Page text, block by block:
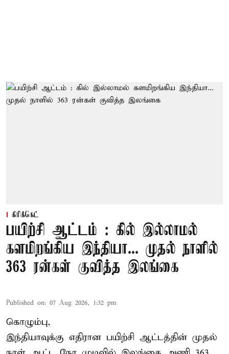
கிரிக்கெட்
பயிற்சி ஆட்டம் : கில் இல்லாமல்
களமிறங்கிய இந்தியா... முதல் நாளில்
363 ரன்கள் குவித்த இலங்கை
Published on: 07 Aug 2026, 1:32 pm
கொழும்பு,
இந்தியாவுக்கு எதிரான பயிற்சி ஆட்டத்தின் முதல்